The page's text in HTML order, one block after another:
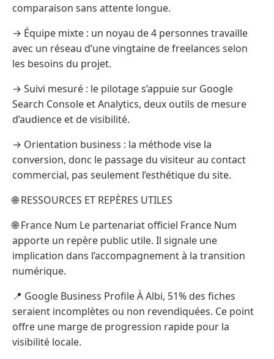
comparaison sans attente longue.
→ Équipe mixte : un noyau de 4 personnes travaille
avec un réseau d’une vingtaine de freelances selon
les besoins du projet.
→ Suivi mesuré : le pilotage s’appuie sur Google
Search Console et Analytics, deux outils de mesure
d’audience et de visibilité.
→ Orientation business : la méthode vise la
conversion, donc le passage du visiteur au contact
commercial, pas seulement l’esthétique du site.
🌐 RESSOURCES ET REPÈRES UTILES
🌐 France Num Le partenariat officiel France Num
apporte un repère public utile. Il signale une
implication dans l’accompagnement à la transition
numérique.
📍 Google Business Profile À Albi, 51% des fiches
seraient incomplètes ou non revendiquées. Ce point
offre une marge de progression rapide pour la
visibilité locale.